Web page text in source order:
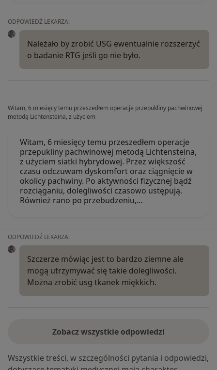
ODPOWIEDŹ LEKARZA:
Należało by zrobić USG ewentualnie rozszerzyć
o badanie RTG jeśli go nie było.
Witam, 6 miesięcy temu przeszedłem operacje przepukliny pachwinowej
metodą Lichtensteina, z użyciem
Witam, 6 miesięcy temu przeszedłem operacje
przepukliny pachwinowej metodą Lichtensteina,
z użyciem siatki hybrydowej. Przez większość
czasu odczuwam dyskomfort oraz ciągnięcie w
okolicy pachwiny. Po aktywności fizycznej bądź
rozciąganiu, dolegliwości czasowo ustępują.
Również rano po przebudzeniu,…
ODPOWIEDŹ LEKARZA:
Szczerze mówiąc jest to bardzo ziemne ale
mogą utrzymywać się takie dolegliwości.
Można zrobić usg tkanek miękkich.
Zobacz wszystkie odpowiedzi
Wszystkie treści, w szczególności pytania i odpowiedzi,